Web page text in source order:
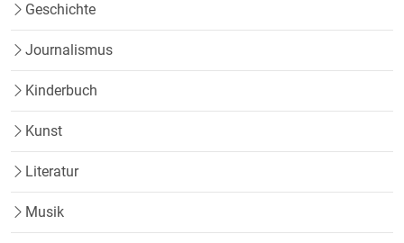
Geschichte
Journalismus
Kinderbuch
Kunst
Literatur
Musik